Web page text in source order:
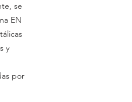
se
EN
y
por